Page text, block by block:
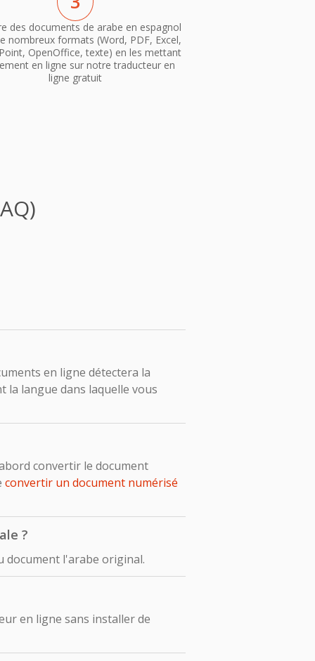
des documents de arabe en espagnol
nombreux formats (Word, PDF, Excel,
OpenOffice, texte) en les mettant
en ligne sur notre traducteur en
ligne gratuit
en ligne détectera la
la langue dans laquelle vous
convertir le document
convertir un document numérisé
?
document l'arabe original.
en ligne sans installer de